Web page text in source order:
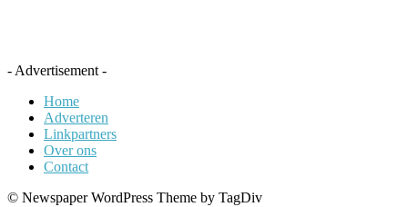
- Advertisement -
Home
Adverteren
Linkpartners
Over ons
Contact
© Newspaper WordPress Theme by TagDiv